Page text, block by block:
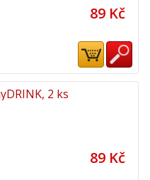
89 Kč
2 ks
89 Kč